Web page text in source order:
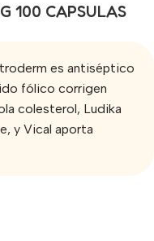
100 CAPSULAS
es antiséptico
fólico corrigen
colesterol, Ludika
y Vical aporta